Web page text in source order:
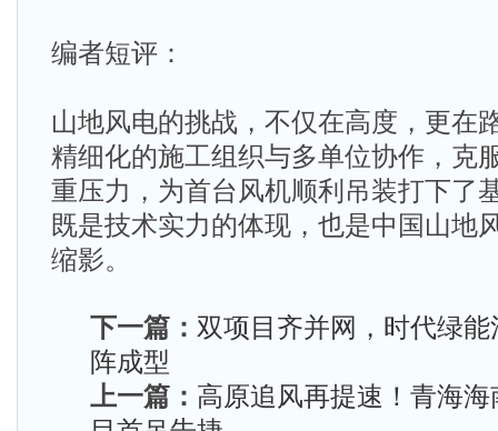
编者短评：​
山地风电的挑战，不仅在高度，更在
精细化的施工组织与多单位协作，克
重压力，为首台风机顺利吊装打下了
既是技术实力的体现，也是中国山地
缩影。
下一篇： 双项目齐并网，时代绿
阵成型
上一篇： 高原追风再提速！青海